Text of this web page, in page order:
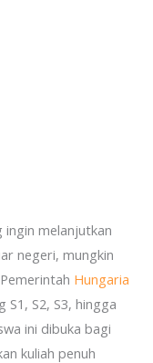
ingin melanjutkan
negeri, mungkin
Hungaria
S2, S3, hingga
ini dibuka bagi
kuliah penuh